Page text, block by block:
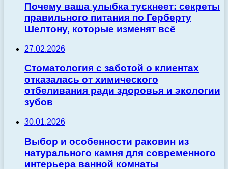
Почему ваша улыбка тускнеет: секреты
правильного питания по Герберту
Шелтону, которые изменят всё
27.02.2026
Стоматология с заботой о клиентах
отказалась от химического
отбеливания ради здоровья и экологии
зубов
30.01.2026
Выбор и особенности раковин из
натурального камня для современного
интерьера ванной комнаты